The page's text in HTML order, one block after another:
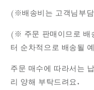
(※배송비는 고객님부
(※ 주문 판매이므로 배
터 순차적으로 배송될
주문 매수에 따라서는
리 양해 부탁드려요.